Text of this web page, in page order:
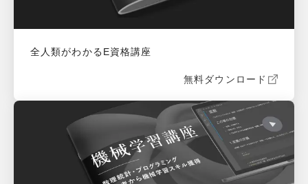
全人類がわかるE資格講座
無料ダウンロード